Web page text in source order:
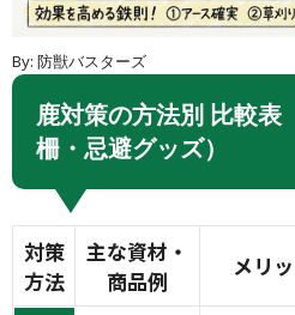
By: 防獣バスターズ
鹿対策の方法別 比較表
柵・忌避グッズ）
対策
方法
主な資材・
商品例
メリ